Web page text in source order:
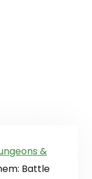
&
Battle